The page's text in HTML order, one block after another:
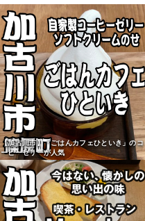
【加古川市】「ごはんカフェひといき」のコ
ーヒーゼリーが人気